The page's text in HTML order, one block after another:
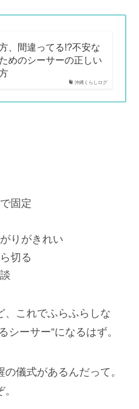
沖縄くらしログ
、間違ってる!?不安な
めのシーサーの正しい
固定
りがきれい
切る
、これでふらふらしな
シーサー”になるはず。
儀式があるんだって。